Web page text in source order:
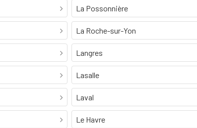
La Possonnière
La Roche-sur-Yon
Langres
Lasalle
Laval
Le Havre